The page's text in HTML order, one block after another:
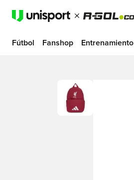
Fútbol Fanshop Entrenamiento